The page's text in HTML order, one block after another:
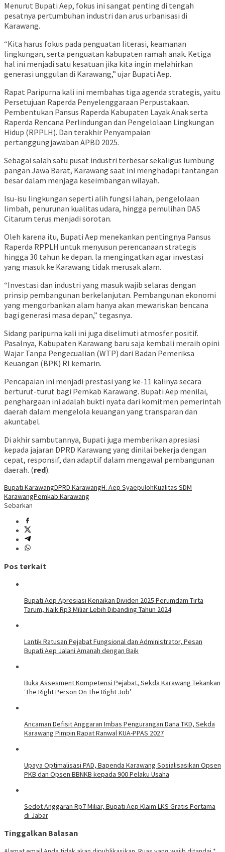
Menurut Bupati Aep, fokus ini sangat penting di tengah
pesatnya pertumbuhan industri dan arus urbanisasi di
Karawang.
“Kita harus fokus pada penguatan literasi, keamanan
lingkungan, serta penguatan kabupaten ramah anak. Ketiga
hal ini menjadi satu kesatuan jika kita ingin melahirkan
generasi unggulan di Karawang,” ujar Bupati Aep.
Rapat Paripurna kali ini membahas tiga agenda strategis, yaitu
Persetujuan Raperda Penyelenggaraan Perpustakaan.
Pembentukan Pansus Raperda Kabupaten Layak Anak serta
Raperda Rencana Perlindungan dan Pengelolaan Lingkungan
Hidup (RPPLH). Dan terakhir Penyampaian
pertanggungjawaban APBD 2025.
Sebagai salah satu pusat industri terbesar sekaligus lumbung
pangan Jawa Barat, Karawang saat ini menghadapi tantangan
besar dalam menjaga keseimbangan wilayah.
Isu-isu lingkungan seperti alih fungsi lahan, pengelolaan
limbah, penurunan kualitas udara, hingga pemulihan DAS
Citarum terus menjadi sorotan.
Oleh karena itu, Bupati Aep menekankan pentingnya Pansus
Raperda RPPLH untuk menyusun perencanaan strategis
hingga 30 tahun ke depan. la mengingatkan agar investasi
yang masuk ke Karawang tidak merusak alam.
“Investasi dan industri yang masuk wajib selaras dengan
prinsip pembangunan berkelanjutan. Pembangunan ekonomi
yang mengorbankan alam hanya akan mewariskan bencana
bagi generasi masa depan,” tegasnya.
Sidang paripurna kali ini juga diselimuti atmosfer positif.
Pasalnya, Kabupaten Karawang baru saja kembali meraih opini
Wajar Tanpa Pengecualian (WTP) dari Badan Pemeriksa
Keuangan (BPK) RI kemarin.
Pencapaian ini menjadi prestasi yang ke-11 kalinya secara
berturut-turut bagi Pemkab Karawang. Bupati Aep menilai,
penghargaan ini adalah bukti nyata dari komitmen pemerintah
daerah dalam mengelola keuangan yang transparan dan
akuntabel.
Di akhir sambutannya, Bupati juga memberikan apresiasi
kepada jajaran DPRD Karawang yang dinilai bekerja dengan
cepat, responsif, dan adaptif dalam mengawal pembangunan
daerah. (red).
Bupati KarawangDPRD KarawangH. Aep SyaepulohKualitas SDM
KarawangPemkab Karawang
Sebarkan
Pos terkait
Bupati Aep Apresiasi Kenaikan Dividen 2025 Perumdam Tirta
Tarum, Naik Rp3 Miliar Lebih Dibanding Tahun 2024
Lantik Ratusan Pejabat Fungsional dan Administrator, Pesan
Bupati Aep Jalani Amanah dengan Baik
Buka Assesment Kompetensi Pejabat, Sekda Karawang Tekankan
‘The Right Person On The Right Job’
Ancaman Defisit Anggaran Imbas Pengurangan Dana TKD, Sekda
Karawang Pimpin Rapat Ranwal KUA-PPAS 2027
Upaya Optimalisasi PAD, Bapenda Karawang Sosialisasikan Opsen
PKB dan Opsen BBNKB kepada 900 Pelaku Usaha
Sedot Anggaran Rp7 Miliar, Bupati Aep Klaim LKS Gratis Pertama
di Jabar
Tinggalkan Balasan